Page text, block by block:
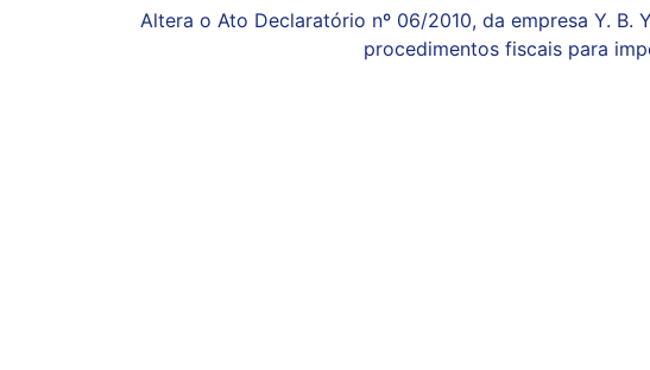
Altera o Ato Declaratório nº 06/2010, da empresa Y. B.
procedimentos fiscais para